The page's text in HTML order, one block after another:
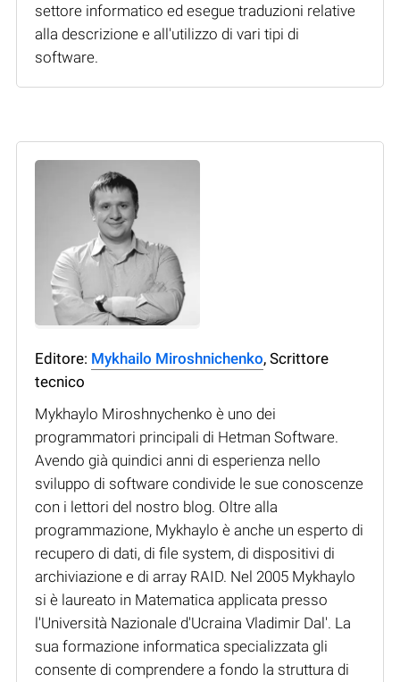
settore informatico ed esegue traduzioni relative
alla descrizione e all'utilizzo di vari tipi di
software.
Editore: Mykhailo Miroshnichenko, Scrittore
tecnico
Mykhaylo Miroshnychenko è uno dei
programmatori principali di Hetman Software.
Avendo già quindici anni di esperienza nello
sviluppo di software condivide le sue conoscenze
con i lettori del nostro blog. Oltre alla
programmazione, Mykhaylo è anche un esperto di
recupero di dati, di file system, di dispositivi di
archiviazione e di array RAID. Nel 2005 Mykhaylo
si è laureato in Matematica applicata presso
l'Università Nazionale d'Ucraina Vladimir Dal'. La
sua formazione informatica specializzata gli
consente di comprendere a fondo la struttura di